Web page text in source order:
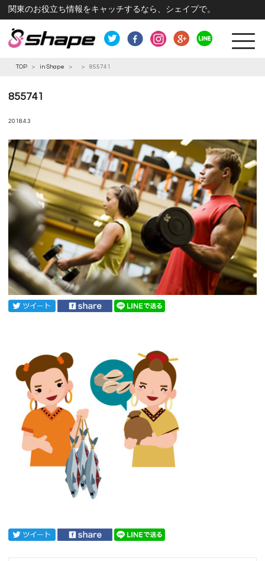
関東のお役立ち情報をキャッチするなら、シェイプで。
TOP > in Shape > > 855741
855741
2018.4.3